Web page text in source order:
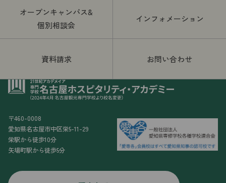
オープンキャンパス&
個別相談会
インフォメーション
資料請求 お問い合わせ
〒460-0008
愛知県名古屋市中区栄5-11-29
栄駅から徒歩10分
矢場町駅から徒歩5分